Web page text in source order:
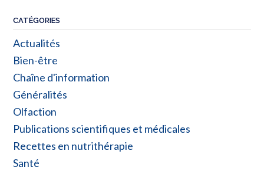
CATÉGORIES
Actualités
Bien-être
Chaîne d'information
Généralités
Olfaction
Publications scientifiques et médicales
Recettes en nutrithérapie
Santé